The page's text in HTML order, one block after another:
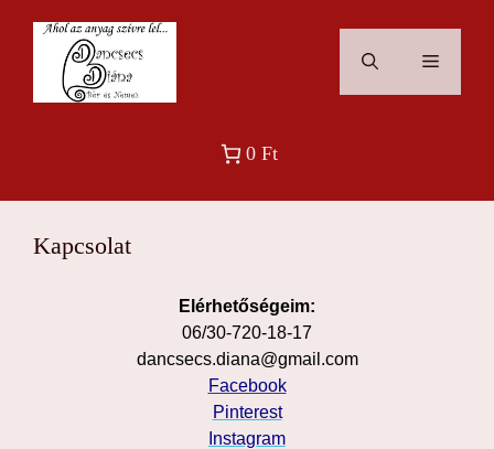
tartalomba
Menü
0 Ft
Kapcsolat
Elérhetőségeim:
06/30-720-18-17
dancsecs.diana@gmail.com
Facebook
Pinterest
Instagram